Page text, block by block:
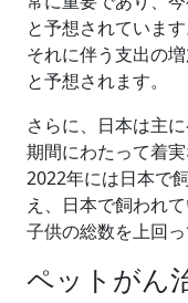
と予想されていま
それに伴う支出の
と予想されます。
さらに、日本は主
期間にわたって着
2022年には日本で
え、日本で飼われ
子供の総数を上回っ
ペットがん